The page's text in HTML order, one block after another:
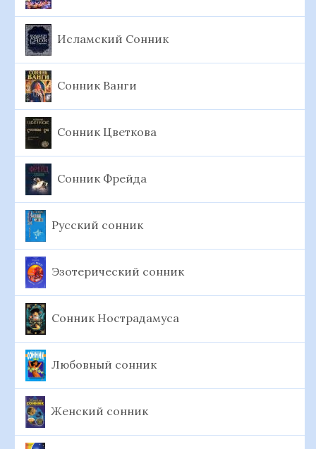
Исламский Сонник
Сонник Ванги
Сонник Цветкова
Сонник Фрейда
Русский сонник
Эзотерический сонник
Сонник Нострадамуса
Любовный сонник
Женский сонник